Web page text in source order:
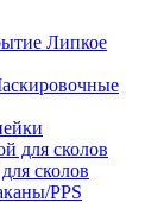
Липкое
сколов